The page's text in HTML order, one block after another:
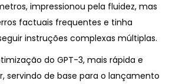
impressionou pela fluidez, mas
factuais frequentes e tinha
instruções complexas múltiplas.
do GPT-3, mais rápida e
servindo de base para o lançamento